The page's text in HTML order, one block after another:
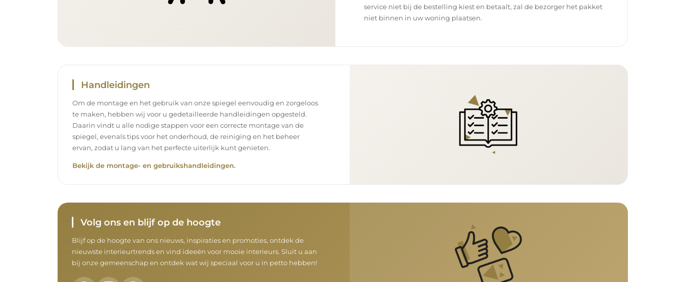
service niet bij de bestelling kiest en betaalt, zal de bezorger het pakket
niet binnen in uw woning plaatsen.
Handleidingen
Om de montage en het gebruik van onze spiegel eenvoudig en zorgeloos
te maken, hebben wij voor u gedetailleerde handleidingen opgesteld.
Daarin vindt u alle nodige stappen voor een correcte montage van de
spiegel, evenals tips voor het onderhoud, de reiniging en het beheer
ervan, zodat u lang van het perfecte uiterlijk kunt genieten.
Bekijk de montage- en gebruikshandleidingen.
Volg ons en blijf op de hoogte
Blijf op de hoogte van ons nieuws, inspiraties en promoties, ontdek de
nieuwste interieurtrends en vind ideeën voor mooie interieurs. Sluit u aan
bij onze gemeenschap en ontdek wat wij speciaal voor u in petto hebben!